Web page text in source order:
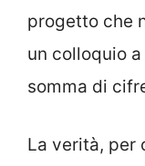
progetto che
un colloquio
somma di
La verità, per